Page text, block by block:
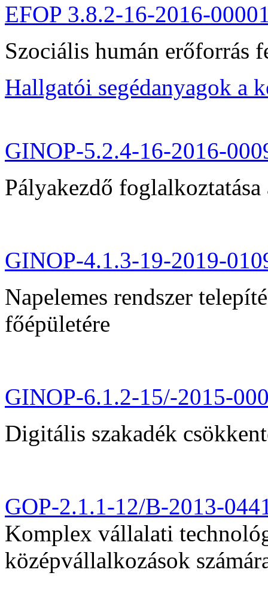
EFOP 3.8.2-16-2016-
Szociális humán erőforrás
Hallgatói segédanyagok a
GINOP-5.2.4-16-2016-
Pályakezdő
GINOP-4.1.3-19-2019-
Napelemes rendszer
főépületére
GINOP-6.1.2-15/-2015-
Digitális szakadék
GOP-2.1.1-12/B-2013-
Komplex vállalati
középvállalkozások